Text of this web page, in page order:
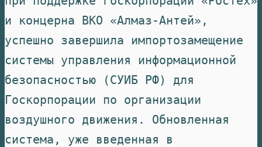
и концерна ВКО «Алмаз-Антей»,
успешно завершила импортозамещение
системы управления информационной
безопасностью (СУИБ РФ) для
Госкорпорации по организации
воздушного движения. Обновленная
система, уже введенная в